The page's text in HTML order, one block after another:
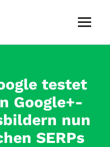
testet
Google+-
nun
SERPs